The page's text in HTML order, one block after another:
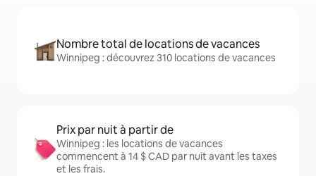
Nombre total de locations de vacances
Winnipeg : découvrez 310 locations de vacances
Prix par nuit à partir de
Winnipeg : les locations de vacances
commencent à 14 $ CAD par nuit avant les taxes
et les frais.